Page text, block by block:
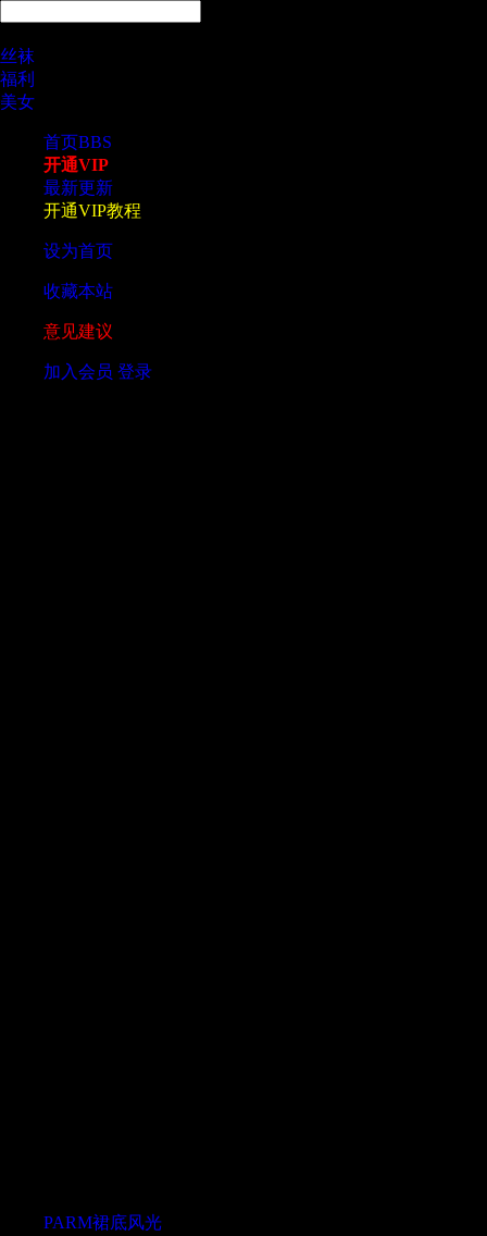
丝袜
福利
美女
首页BBS
开通VIP
最新更新
开通VIP教程
设为首页
收藏本站
意见建议
加入会员 登录
PARM裙底风光